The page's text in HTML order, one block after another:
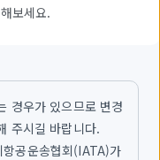
보세요.
경우가 있으므로 변경
주시길 바랍니다.
공운송협회(IATA)가